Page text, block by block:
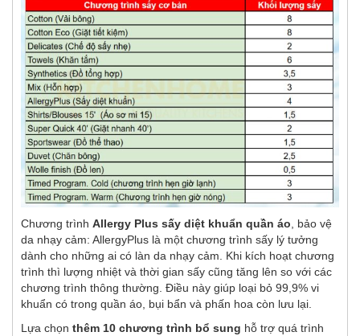
Chương trình Allergy Plus sấy diệt khuẩn quần áo , bảo vệ
da nhạy cảm: AllergyPlus là một chương trình sấy lý tưởng
dành cho những ai có làn da nhạy cảm. Khi kích hoạt chương
trình thì lượng nhiệt và thời gian sấy cũng tăng lên so với các
chương trình thông thường. Điều này giúp loại bỏ 99,9% vi
khuẩn có trong quần áo, bụi bẩn và phấn hoa còn lưu lại.
Lựa chọn thêm 10 chương trình bổ sung hỗ trợ quá trình